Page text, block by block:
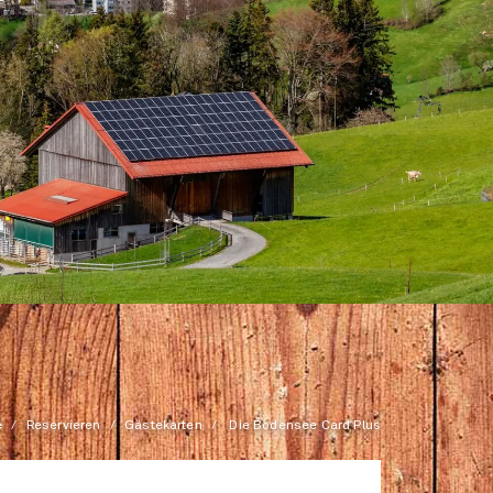
Reservieren Gästekarten Die Bodensee Card Plus